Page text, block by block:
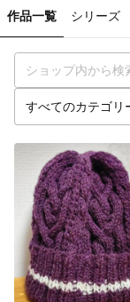
作品一覧 シリーズ